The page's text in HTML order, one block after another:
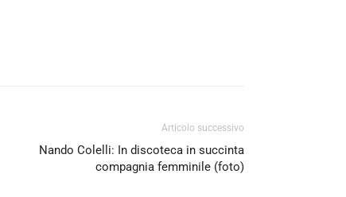
Articolo successivo
Nando Colelli: In discoteca in succinta
compagnia femminile (foto)